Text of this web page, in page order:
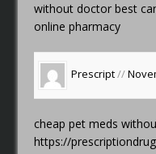
without doctorbest
online pharmacy
Prescript//
cheap pet meds
https://